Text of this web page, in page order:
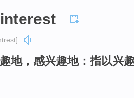
地，感兴趣地：指以兴